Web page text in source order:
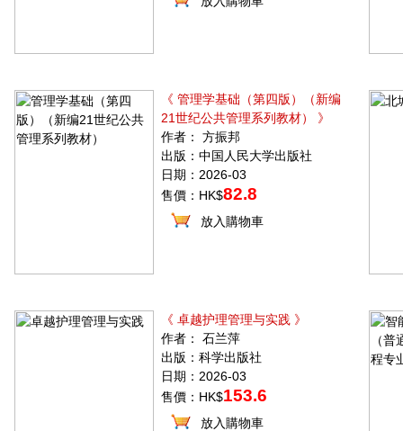
《 管理学基础（第四版）（新编
21世纪公共管理系列教材） 》
作者： 方振邦
出版：中国人民大学出版社
日期：2026-03
售價：HK$82.8
放入購物車
《 卓越护理管理与实践 》
作者： 石兰萍
出版：科学出版社
日期：2026-03
售價：HK$153.6
放入購物車